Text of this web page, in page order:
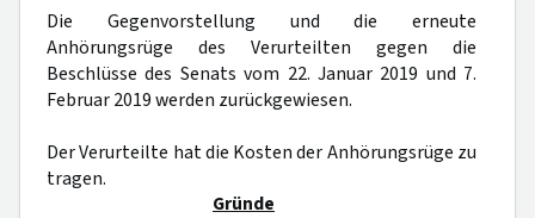
Die Gegenvorstellung und die erneute
Anhörungsrüge des Verurteilten gegen die
Beschlüsse des Senats vom 22. Januar 2019 und 7.
Februar 2019 werden zurückgewiesen.
Der Verurteilte hat die Kosten der Anhörungsrüge zu
tragen.
Gründe